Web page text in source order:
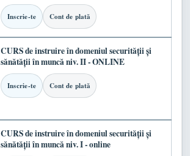
Inscrie-te Cont de plată
CURS de instruire în domeniul securității și
sănătății în muncă niv. II - ONLINE
Inscrie-te Cont de plată
CURS de instruire în domeniul securității și
sănătății în muncă niv. I - online